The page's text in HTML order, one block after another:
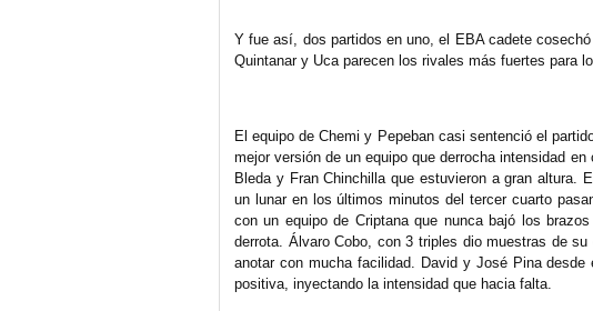
Y fue así, dos partidos en uno, el EBA cadete
Quintanar y Uca parecen los rivales más fuertes para
El equipo de Chemi y Pepeban casi sentenció el
mejor versión de un equipo que derrocha intensidad
Bleda y Fran Chinchilla que estuvieron a gran altura.
un lunar en los últimos minutos del tercer cuarto
con un equipo de Criptana que nunca bajó los
derrota. Álvaro Cobo, con 3 triples dio muestras de
anotar con mucha facilidad. David y José Pina desde
positiva, inyectando la intensidad que hacia falta.